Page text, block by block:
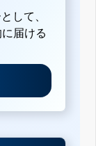
して、
届ける